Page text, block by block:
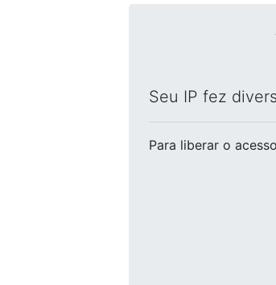
Seu IP fez
Para liberar o acesso